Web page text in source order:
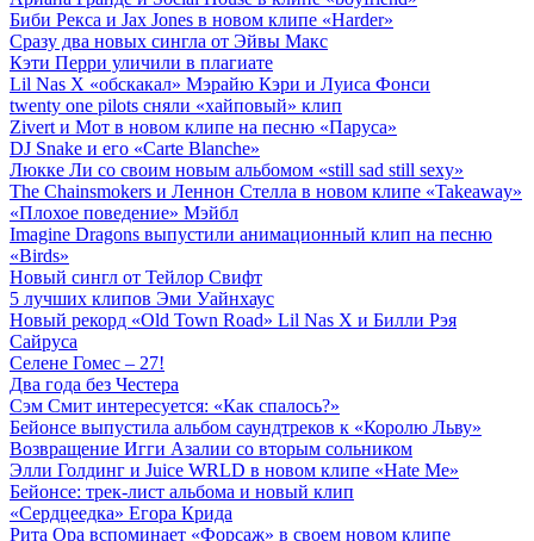
Биби Рекса и Jax Jones в новом клипе «Harder»
Сразу два новых сингла от Эйвы Макс
Кэти Перри уличили в плагиате
Lil Nas X «обскакал» Мэрайю Кэри и Луиса Фонси
twenty one pilots сняли «хайповый» клип
Zivert и Мот в новом клипе на песню «Паруса»
DJ Snake и его «Carte Blanche»
Люкке Ли со своим новым альбомом «still sad still sexy»
The Chainsmokers и Леннон Стелла в новом клипе «Takeaway»
«Плохое поведение» Мэйбл
Imagine Dragons выпустили анимационный клип на песню
«Birds»
Новый сингл от Тейлор Свифт
5 лучших клипов Эми Уайнхаус
Новый рекорд «Old Town Road» Lil Nas X и Билли Рэя
Сайруса
Селене Гомес – 27!
Два года без Честера
Сэм Смит интересуется: «Как спалось?»
Бейонсе выпустила альбом саундтреков к «Королю Льву»
Возвращение Игги Азалии со вторым сольником
Элли Голдинг и Juice WRLD в новом клипе «Hate Me»
Бейонсе: трек-лист альбома и новый клип
«Сердцеедка» Егора Крида
Рита Ора вспоминает «Форсаж» в своем новом клипе